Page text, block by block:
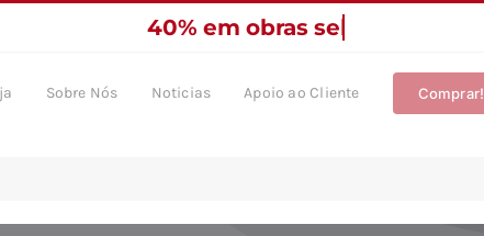
Sobre Nós Noticias Apoio ao Cliente Comprar!